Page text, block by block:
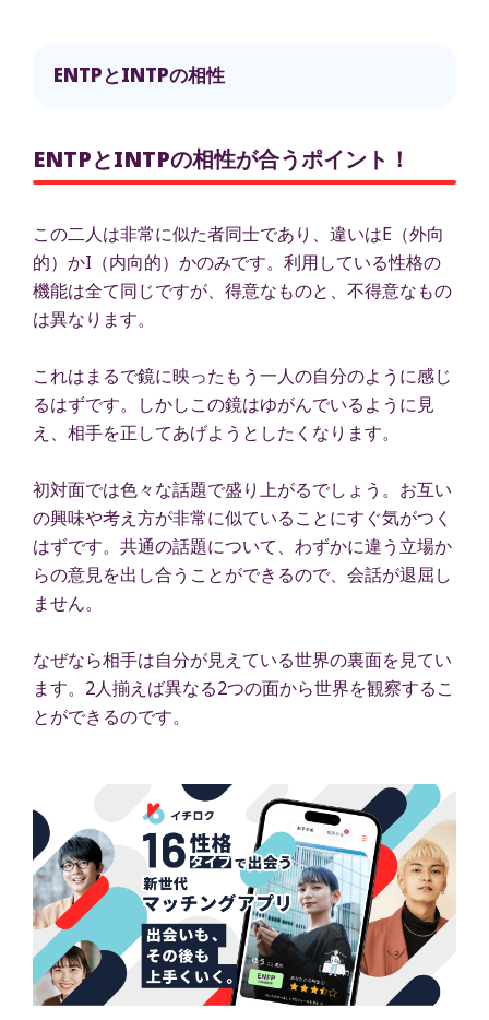
ENTPとINTPの相性
ENTPとINTPの相性が合うポイント！
この二人は非常に似た者同士であり、違いはE（外向
的）かI（内向的）かのみです。利用している性格の
機能は全て同じですが、得意なものと、不得意なもの
は異なります。
これはまるで鏡に映ったもう一人の自分のように感じ
るはずです。しかしこの鏡はゆがんでいるように見
え、相手を正してあげようとしたくなります。
初対面では色々な話題で盛り上がるでしょう。お互い
の興味や考え方が非常に似ていることにすぐ気がつく
はずです。共通の話題について、わずかに違う立場か
らの意見を出し合うことができるので、会話が退屈し
ません。
なぜなら相手は自分が見えている世界の裏面を見てい
ます。2人揃えば異なる2つの面から世界を観察するこ
とができるのです。